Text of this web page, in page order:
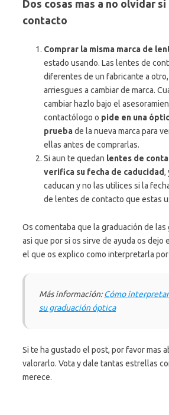
Dos cosas mas a no olvidar
contacto
Comprar la misma marca de
estado usando. Las lentes de
diferentes de un fabricante a
arriesgues a cambiar de marca.
cambiar hazlo bajo el
contactólogo o pide en una
pruebade la nueva marca para
ellas antes de comprarlas.
Si aun te quedan lentes de
verifica su fecha de caducidad,
caducan y no las utilices si la
de lentes de contacto que estas
Os comentaba que la graduación de
asi que por si os sirve de ayuda os dejo
el que os explico como interpretarla
Más información:Cómo
su graduación óptica
Si te ha gustado el post, por favor mas
valorarlo. Vota y dale tantas estrellas
merece.